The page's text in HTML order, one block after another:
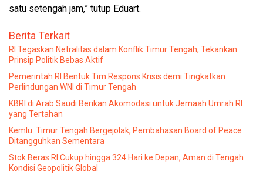
satu setengah jam,” tutup Eduart.
Berita Terkait
RI Tegaskan Netralitas dalam Konflik Timur Tengah, Tekankan
Prinsip Politik Bebas Aktif
Pemerintah RI Bentuk Tim Respons Krisis demi Tingkatkan
Perlindungan WNI di Timur Tengah
KBRI di Arab Saudi Berikan Akomodasi untuk Jemaah Umrah RI
yang Tertahan
Kemlu: Timur Tengah Bergejolak, Pembahasan Board of Peace
Ditangguhkan Sementara
Stok Beras RI Cukup hingga 324 Hari ke Depan, Aman di Tengah
Kondisi Geopolitik Global